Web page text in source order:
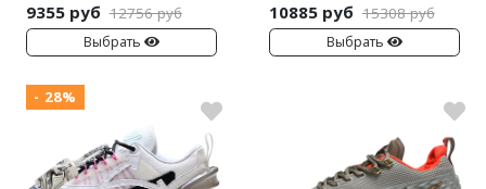
9355 руб 12756 руб
Выбрать
10885 руб 15308 руб
Выбрать
- 28%